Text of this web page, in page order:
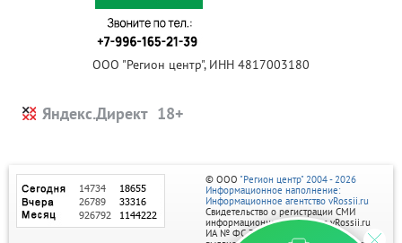
ООО "Регион центр", ИНН 4817003180
Яндекс.Директ
© ООО "Регион центр" 2004 - 2026
Информационное наполнение:
Информационное агентство vRossii.ru
Свидетельство о регистрации СМИ
информационного агентства vRossii.ru
ИА № ФС 77‑35502